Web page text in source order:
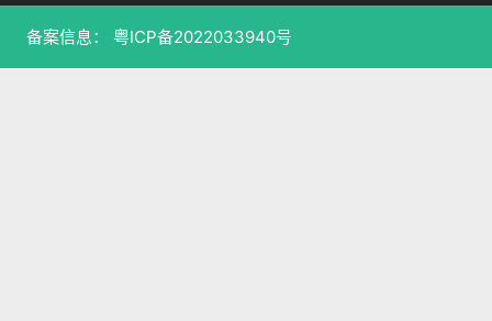
备案信息： 粤ICP备2022033940号